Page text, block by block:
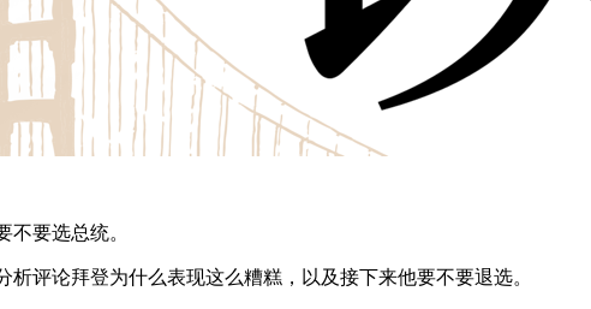
要选总统。
评论拜登为什么表现这么糟糕，以及接下来他要不要退选。